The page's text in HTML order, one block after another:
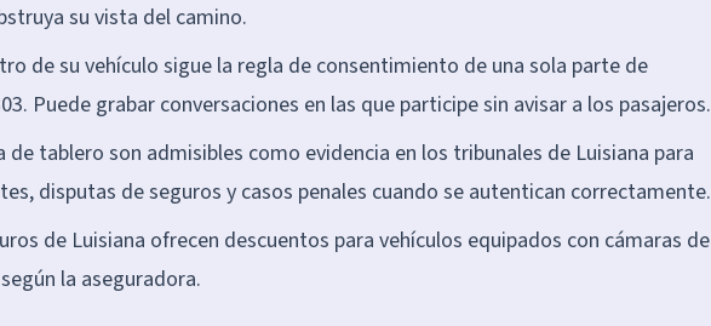
su vista del camino.
de su vehículo sigue la regla de consentimiento de una sola parte de
Puede grabar conversaciones en las que participe sin avisar a los pasajeros.
de tablero son admisibles como evidencia en los tribunales de Luisiana para
disputas de seguros y casos penales cuando se autentican correctamente.
de Luisiana ofrecen descuentos para vehículos equipados con cámaras de
la aseguradora.